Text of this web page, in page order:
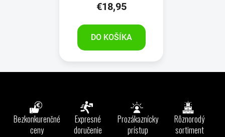
€18,95
DO KOŠÍKA
Bezkonkurenčné
ceny
Expresné
doručenie
Prozákaznícky
prístup
Rôznorodý
sortiment